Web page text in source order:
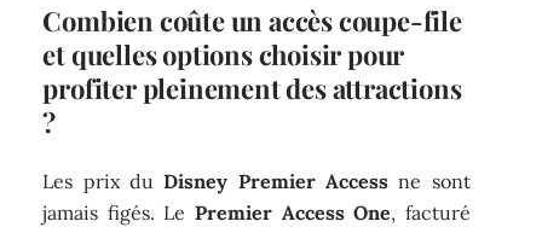
Combien coûte un accès coupe-file
et quelles options choisir pour
profiter pleinement des attractions
?
Les prix duDisney Premier Access ne sont
jamais figés. Le Premier Access One, facturé